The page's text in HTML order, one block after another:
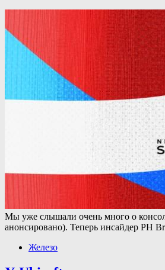
Мы уже слышали очень много о
анонсировано). Теперь инсайдер PH
Железо